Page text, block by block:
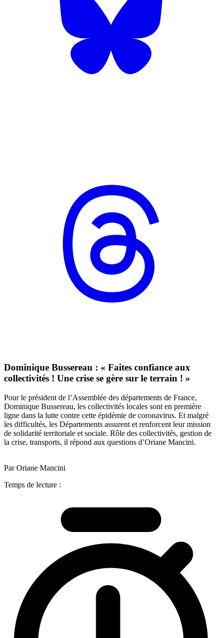
Dominique Bussereau : « Faites confiance aux
collectivités ! Une crise se gère sur le terrain ! »
Pour le président de l’Assemblée des départements de France,
Dominique Bussereau, les collectivités locales sont en première
ligne dans la lutte contre cette épidémie de coronavirus. Et malgré
les difficultés, les Départements assurent et renforcent leur mission
de solidarité territoriale et sociale. Rôle des collectivités, gestion de
la crise, transports, il répond aux questions d’Oriane Mancini.
Par Oriane Mancini
Temps de lecture :